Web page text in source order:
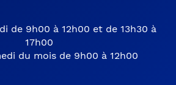
de 9h00 à 12h00 et de 13h30 à
17h00
du mois de 9h00 à 12h00